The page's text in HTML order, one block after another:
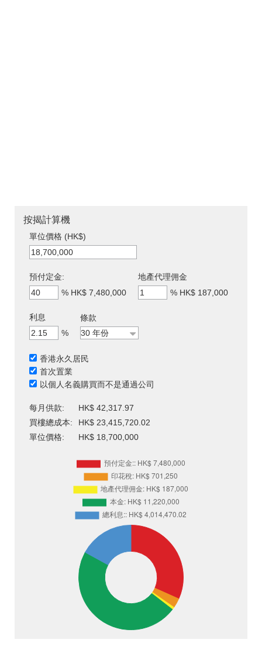
按揭計算機
單位價格 (HK$)
預付定金:
% HK$ 7,480,000
地產代理佣金
% HK$ 187,000
利息
%
條款
香港永久居民
首次置業
以個人名義購買而不是通過公司
每月供款:
HK$ 42,317.97
買樓總成本:
HK$ 23,415,720.02
單位價格:
HK$ 18,700,000